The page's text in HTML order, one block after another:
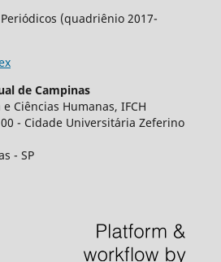
(quadriênio 2017-
de Campinas
Ciências Humanas, IFCH
- Cidade Universit´aria Zeferino
- SP